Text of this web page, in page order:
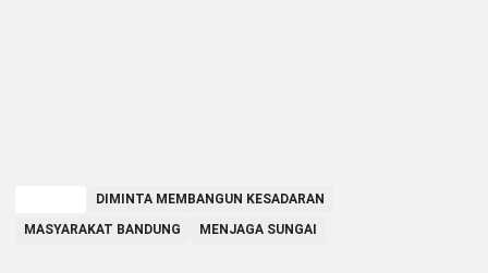
DIMINTA MEMBANGUN KESADARAN
MASYARAKAT BANDUNG
MENJAGA SUNGAI